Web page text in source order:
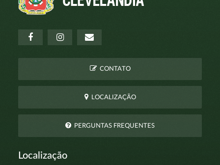
CONTATO
LOCALIZAÇÃO
PERGUNTAS FREQUENTES
Localização